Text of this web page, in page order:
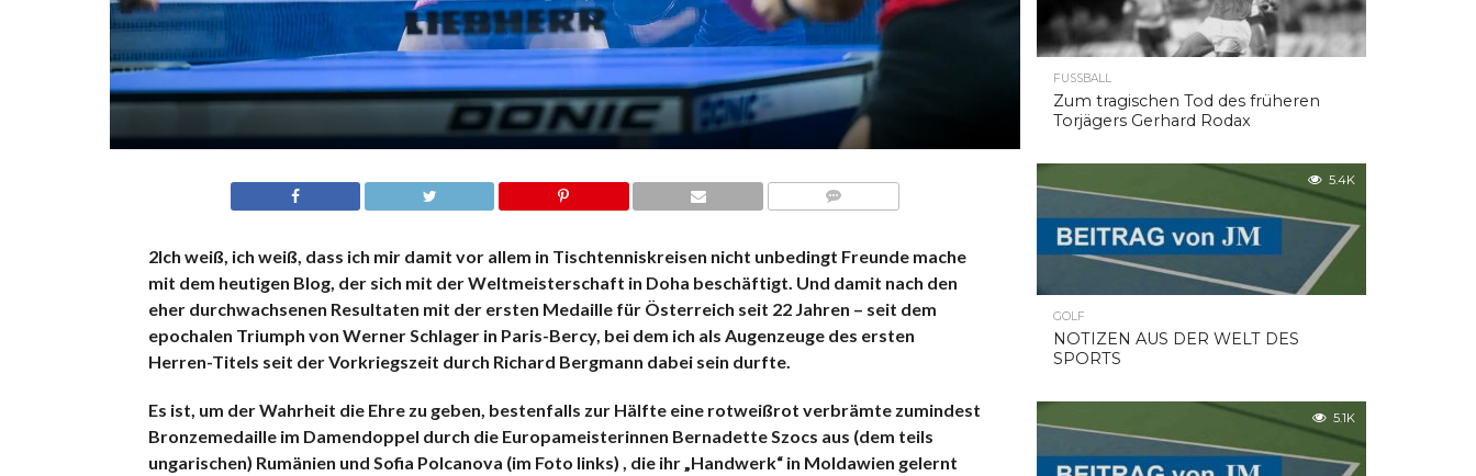
2Ich weiß, ich weiß, dass ich mir damit vor allem in Tischtenniskreisen nicht unbedingt Freunde mache
mit dem heutigen Blog, der sich mit der Weltmeisterschaft in Doha beschäftigt. Und damit nach den
eher durchwachsenen Resultaten mit der ersten Medaille für Österreich seit 22 Jahren – seit dem
epochalen Triumph von Werner Schlager in Paris-Bercy, bei dem ich als Augenzeuge des ersten
Herren-Titels seit der Vorkriegszeit durch Richard Bergmann dabei sein durfte.
Es ist, um der Wahrheit die Ehre zu geben, bestenfalls zur Hälfte eine rotweißrot verbrämte zumindest
Bronzemedaille im Damendoppel durch die Europameisterinnen Bernadette Szocs aus (dem teils
ungarischen) Rumänien und Sofia Polcanova (im Foto links) , die ihr „Handwerk“ in Moldawien gelernt
FUSSBALL
Zum tragischen Tod des früheren
Torjägers Gerhard Rodax
5.4K
GOLF
NOTIZEN AUS DER WELT DES
SPORTS
5.1K